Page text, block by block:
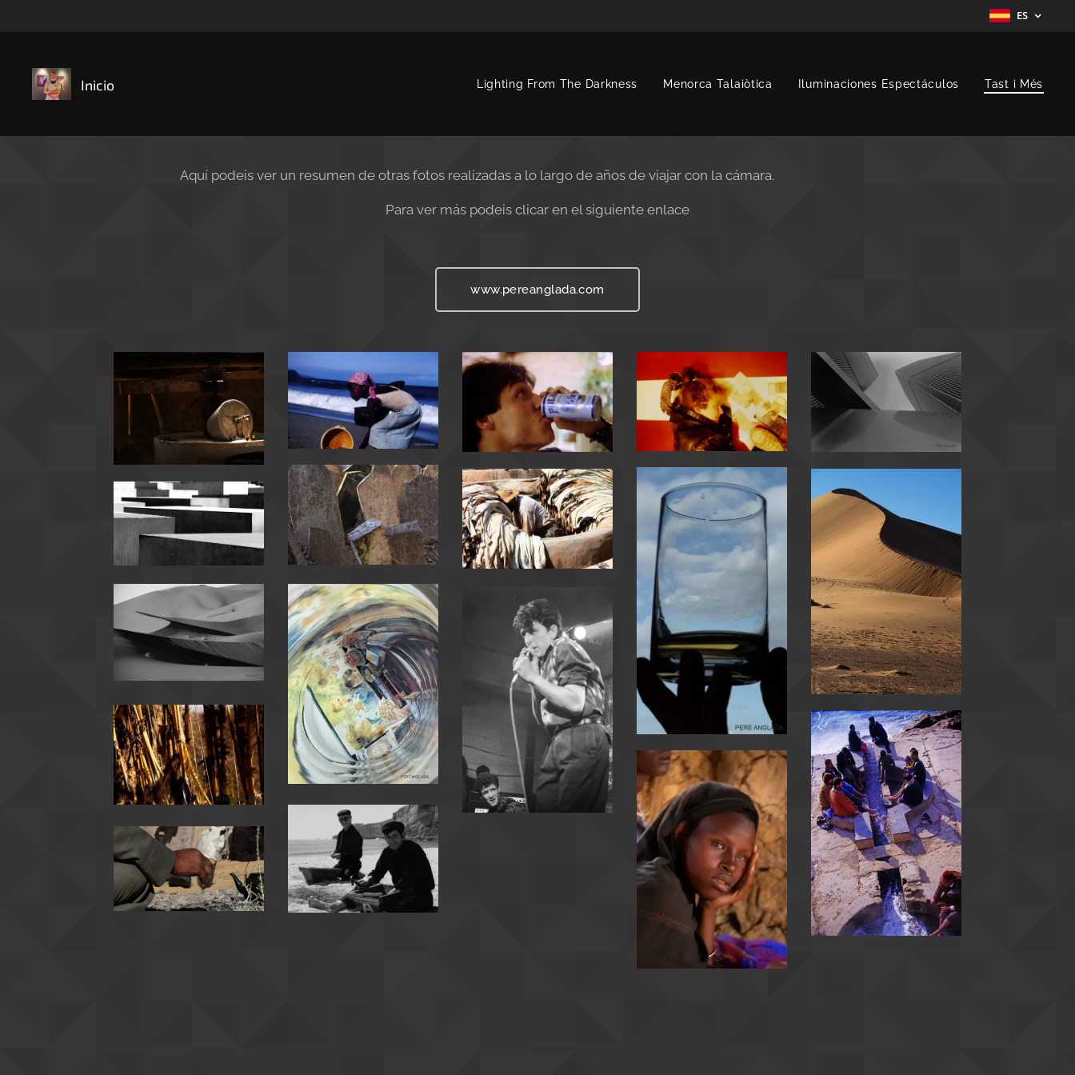
ES
Inicio Lighting From The Darkness Menorca Talaiòtica Iluminaciones Espectáculos Tast i Més
Aquí podeis ver un resumen de otras fotos realizadas a lo largo de años de viajar con la cámara.
Para ver más podeis clicar en el siguiente enlace
www.pereanglada.com